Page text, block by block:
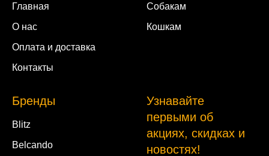
Главная
О нас
Оплата и доставка
Контакты
Собакам
Кошкам
Бренды
Blitz
Belcando
Узнавайте
первыми об
акциях, скидках и
новостях!